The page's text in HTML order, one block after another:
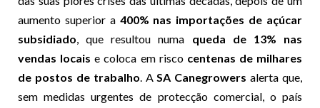
aumento superior a 400% nas importações de açúcar
subsidiado, que resultou numa queda de 13% nas
vendas locais e coloca em risco centenas de milhares
de postos de trabalho. ASA Canegrowers alerta que,
sem medidas urgentes de protecção comercial, o país